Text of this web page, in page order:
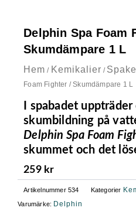
Delphin Spa Foam
Skumdämpare 1 L
Hem / Kemikalier /
Foam Fighter / Skumdämpare 1 L
I spabadet
skumbildning på
Delphin Spa Foam
skummet och det
259 kr
Artikelnummer534 Kategorier
Varumärke: Delphin